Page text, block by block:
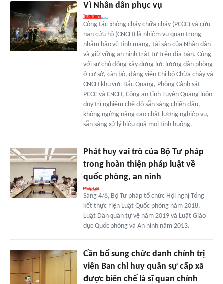
Vì Nhân dân phục vụ
Công tác phòng cháy chữa cháy (PCCC) và cứu
nạn cứu hộ (CNCH) là nhiệm vụ quan trọng
nhằm bảo vệ tính mạng, tài sản của Nhân dân
và giữ vững an ninh trật tự trên địa bàn. Cùng
với sự chủ động xây dựng lực lượng dân phòng
ở cơ sở, cán bộ, đảng viên Chi bộ Chữa cháy và
CNCH khu vực Bắc Quang, Phòng Cảnh sát
PCCC và CNCH, Công an tỉnh Tuyên Quang luôn
duy trì nghiêm chế độ sẵn sàng chiến đấu,
không ngừng nâng cao chất lượng nghiệp vụ,
sẵn sàng xử lý hiệu quả mọi tình huống.
Phát huy vai trò của Bộ Tư pháp
trong hoàn thiện pháp luật về
quốc phòng, an ninh
Sáng 4/8, Bộ Tư pháp tổ chức Hội nghị Tổng
kết thực hiện Luật Quốc phòng năm 2018,
Luật Dân quân tự vệ năm 2019 và Luật Giáo
dục Quốc phòng và An ninh năm 2013.
Cần bổ sung chức danh chính trị
viên Ban chỉ huy quân sự cấp xã
được biên chế là sĩ quan chính